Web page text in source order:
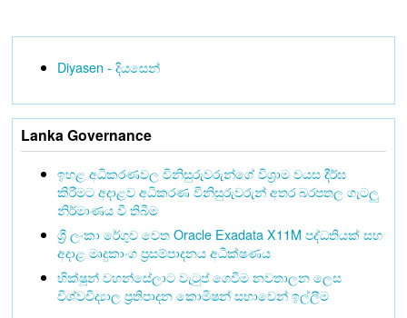
Diyasen - දියසෙන්
Lanka Governance
ඉහළ අධිකරණවල විනිසුරුවරුන්ගේ විශ්‍රාම වයස දීර්ඝ
කිරීමට අදාළව අධිකරණ විනිසුරුවරුන් අතර බරපතල ගැටලු
නිර්මාණය වී තිබීම
ශ්‍රී ලංකා රේගුව වෙත Oracle Exadata X11M පද්ධතියක් සහ
අදාළ මෘදුකාංග ප්‍රසම්පාදනය අධීක්ෂණය
භික්ෂූන් වහන්සේලාට වැටුප් ගෙවීම නවතාලන ලෙස
විශ්වවිද්‍යාල ප්‍රතිපාදන කොමිෂන් සභාවෙන් ඉල්ලීම